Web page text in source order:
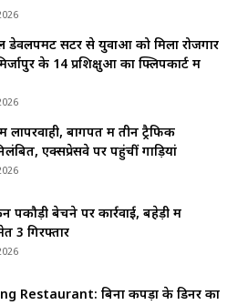
डेवलपमेंट सेंटर से युवाओं को मिला रोजगार
के 14 प्रशिक्षुओं का फ्लिपकार्ट में
लापरवाही, बागपत में तीन ट्रैफिक
एक्सप्रेसवे पर पहुंचीं गाड़ियां
पकौड़ी बेचने पर कार्रवाई, बहेड़ी में
3 गिरफ्तार
Restaurant: बिना कपड़ों के डिनर का